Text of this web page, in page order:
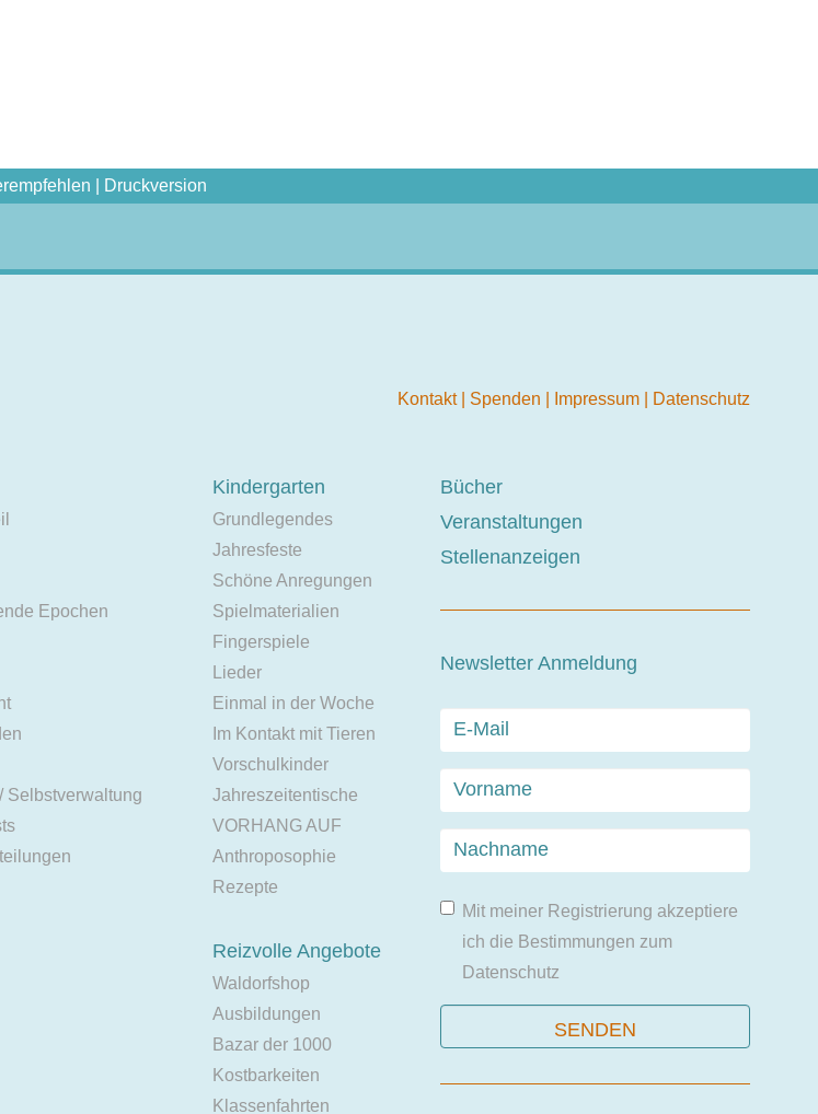
Druckversion
Kontakt Spenden Impressum Datenschutz
Epochen
Selbstverwaltung
Kindergarten
Grundlegendes
Jahresfeste
Schöne Anregungen
Spielmaterialien
Fingerspiele
Lieder
Einmal in der Woche
Im Kontakt mit Tieren
Vorschulkinder
Jahreszeitentische
VORHANG AUF
Anthroposophie
Rezepte
Reizvolle Angebote
Waldorfshop
Ausbildungen
Bazar der 1000
Kostbarkeiten
Klassenfahrten
Bücher
Veranstaltungen
Stellenanzeigen
Newsletter Anmeldung
Mit meiner Registrierung akzeptiere
ich die Bestimmungen zum
Datenschutz